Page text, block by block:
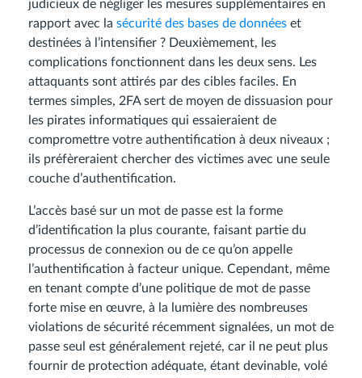
judicieux de négliger les mesures supplémentaires en
rapport avec la sécurité des bases de données et
destinées à l’intensifier ? Deuxièmement, les
complications fonctionnent dans les deux sens. Les
attaquants sont attirés par des cibles faciles. En
termes simples, 2FA sert de moyen de dissuasion pour
les pirates informatiques qui essaieraient de
compromettre votre authentification à deux niveaux ;
ils préfèreraient chercher des victimes avec une seule
couche d’authentification.
L’accès basé sur un mot de passe est la forme
d’identification la plus courante, faisant partie du
processus de connexion ou de ce qu’on appelle
l’authentification à facteur unique. Cependant, même
en tenant compte d’une politique de mot de passe
forte mise en œuvre, à la lumière des nombreuses
violations de sécurité récemment signalées, un mot de
passe seul est généralement rejeté, car il ne peut plus
fournir de protection adéquate, étant devinable, volé